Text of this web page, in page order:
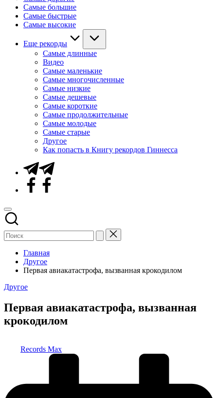
Самые большие
Самые быстрые
Самые высокие
Еще рекорды
Самые длинные
Видео
Самые маленькие
Самые многочисленные
Самые низкие
Самые дешевые
Самые короткие
Самые продолжительные
Самые молодые
Самые старые
Другое
Как попасть в Книгу рекордов Гиннесса
Telegram
Facebook
Главная
Другое
Первая авиакатастрофа, вызванная крокодилом
Опубликовано
Другое
Первая авиакатастрофа, вызванная
крокодилом
Records Max